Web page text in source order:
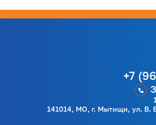
+7
141014, МО, г. Мытищи, ул. В.